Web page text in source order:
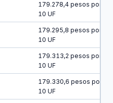
179.278,4 pesos por
10 UF
179.295,8 pesos por
10 UF
179.313,2 pesos por
10 UF
179.330,6 pesos por
10 UF